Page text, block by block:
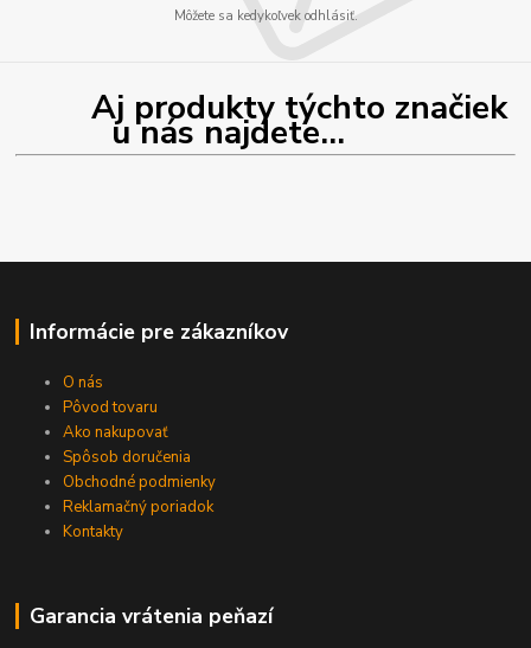
Môžete sa kedykoľvek odhlásiť.
Aj produkty týchto značiek
u nás najdete...
Informácie pre zákazníkov
O nás
Pôvod tovaru
Ako nakupovať
Spôsob doručenia
Obchodné podmienky
Reklamačný poriadok
Kontakty
Garancia vrátenia peňazí